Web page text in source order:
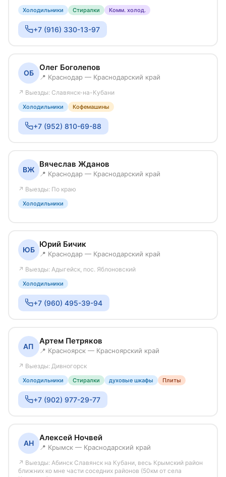
Холодильники Стиралки Комм. холод.
+7 (916) 330-13-97
ОБ
Олег Боголепов
📍 Краснодар — Краснодарский край
↗ Выезды: Славянск-на-Кубани
Холодильники Кофемашины
+7 (952) 810-69-88
ВЖ
Вячеслав Жданов
📍 Краснодар — Краснодарский край
↗ Выезды: По краю
Холодильники
ЮБ
Юрий Бичик
📍 Краснодар — Краснодарский край
↗ Выезды: Адыгейск, пос. Яблоновский
Холодильники
+7 (960) 495-39-94
АП
Артем Петряков
📍 Красноярск — Красноярский край
↗ Выезды: Дивногорск
Холодильники Стиралки духовые шкафы Плиты
+7 (902) 977-29-77
АН
Алексей Ночвей
📍 Крымск — Краснодарский край
↗ Выезды: Абинск Славянск на Кубани, весь Крымский район
ближних ко мне части соседних районов (50км от села